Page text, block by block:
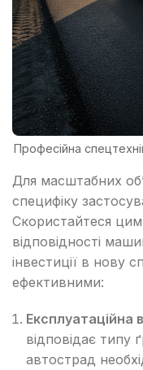
Професійна
Для масштабних
специфіку
Скористайтеся
відповідності
інвестиції в нову
ефективними:
Експлуатаційна
відповідає типу
автострад